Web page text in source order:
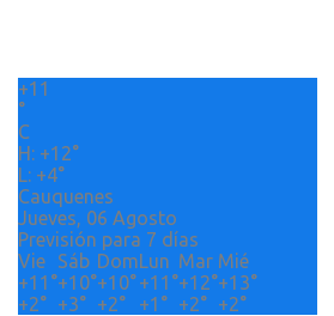
s
+11
°
C
H: +12°
L: +4°
Cauquenes
Jueves, 06 Agosto
Previsión para 7 días
Vie
Sáb DomLun Mar Mié
+11°+10°+10°+11°+12°+13°
+2° +3° +2° +1° +2° +2°